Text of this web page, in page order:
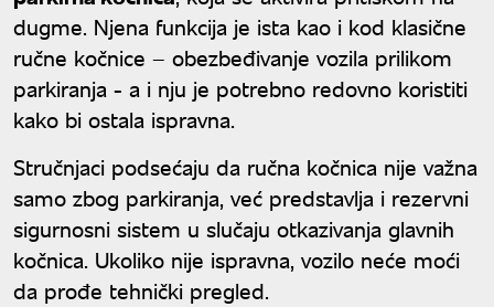
dugme. Njena funkcija je ista kao i kod klasične
ručne kočnice – obezbeđivanje vozila prilikom
parkiranja - a i nju je potrebno redovno koristiti
kako bi ostala ispravna.
Stručnjaci podsećaju da ručna kočnica nije važna
samo zbog parkiranja, već predstavlja i rezervni
sigurnosni sistem u slučaju otkazivanja glavnih
kočnica. Ukoliko nije ispravna, vozilo neće moći
da prođe tehnički pregled.